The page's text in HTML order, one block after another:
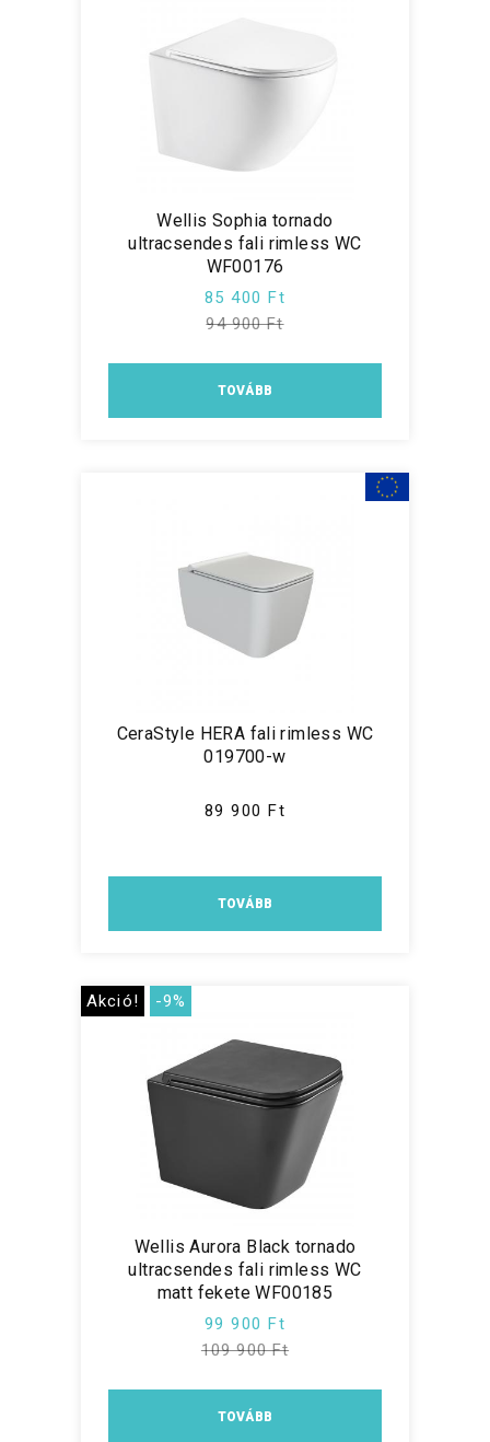
Wellis Sophia tornado
ultracsendes fali rimless WC
WF00176
85 400 Ft
94 900 Ft
TOVÁBB
CeraStyle HERA fali rimless WC
019700-w
89 900 Ft
TOVÁBB
Akció! -9%
Wellis Aurora Black tornado
ultracsendes fali rimless WC
matt fekete WF00185
99 900 Ft
109 900 Ft
TOVÁBB